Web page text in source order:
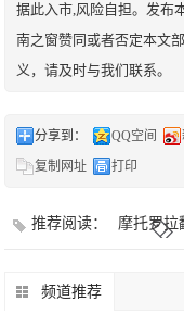
据此入市,风险自担。发布
南之窗赞同或者否定本文
义，请及时与我们联系。
分享到： QQ空间
复制网址
打印
推荐阅读： 摩托罗拉
频道推荐